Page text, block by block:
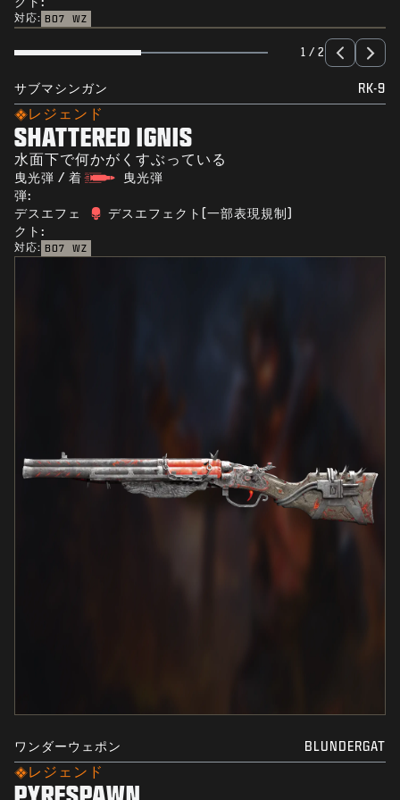
対応: BO7 WZ
1 / 2
サブマシンガン RK-9
レジェンド
SHATTERED IGNIS
水面下で何かがくすぶっている
曳光弾 / 着
弾:
曳光弾
デスエフェ
クト:
デスエフェクト(一部表現規制)
対応: BO7 WZ
ワンダーウェポン BLUNDERGAT
レジェンド
PYRESPAWN